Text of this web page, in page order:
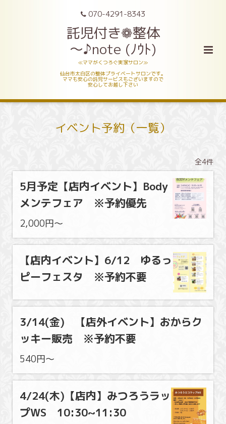
070-4291-8343
託児付き❁整体
～♪note (ﾉｳﾄ)
≪ママがくつろぐ実家サロン≫
仙台市太白区の整体プライベートサロンです。
ママも安心の託児サービスもございますので
安心してお越し下さい
イベント予約（一覧）
全4件
5月予定【店内イベント】Body
メンテフェア ※予約優先
2,000円〜
【店内イベント】6/12 ゆるっ
ピーフェスタ ※予約不要
3/14(金) 【店外イベント】おからク
ッキー販売 ※予約不要
540円〜
4/24(木)【店内】みつろうラッ
プWS 10:30~11:30